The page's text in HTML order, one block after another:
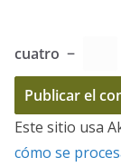
cuatro −
Este sitio usa
cómo se